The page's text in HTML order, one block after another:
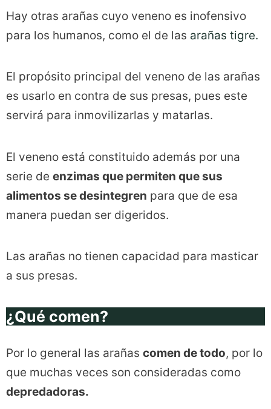
Hay otras arañas cuyo veneno es inofensivo
para los humanos, como el de las arañas tigre.
El propósito principal del veneno de las arañas
es usarlo en contra de sus presas, pues este
servirá para inmovilizarlas y matarlas.
El veneno está constituido además por una
serie de enzimas que permiten que sus
alimentos se desintegren para que de esa
manera puedan ser digeridos.
Las arañas no tienen capacidad para masticar
a sus presas.
¿Qué comen?
Por lo general las arañas comen de todo, por lo
que muchas veces son consideradas como
depredadoras.